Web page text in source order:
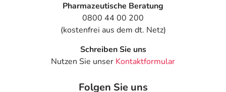
Pharmazeutische Beratung
0800 44 00 200
(kostenfrei aus dem dt. Netz)
Schreiben Sie uns
Nutzen Sie unser Kontaktformular
Folgen Sie uns